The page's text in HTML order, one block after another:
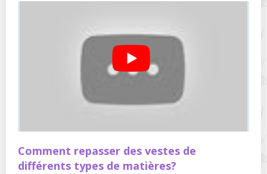
Comment repasser des vestes de
différents types de matières?